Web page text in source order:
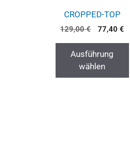
CROPPED-TOP
129,00€ 77,40€
Ausführung
wählen